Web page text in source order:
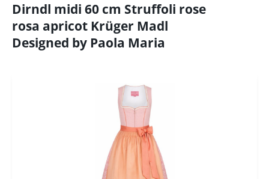
Dirndl midi 60 cm Struffoli rose
rosa apricot Krüger Madl
Designed by Paola Maria